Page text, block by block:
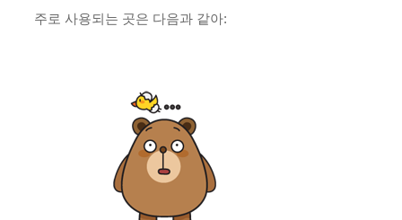
주로 사용되는 곳은 다음과 같아: